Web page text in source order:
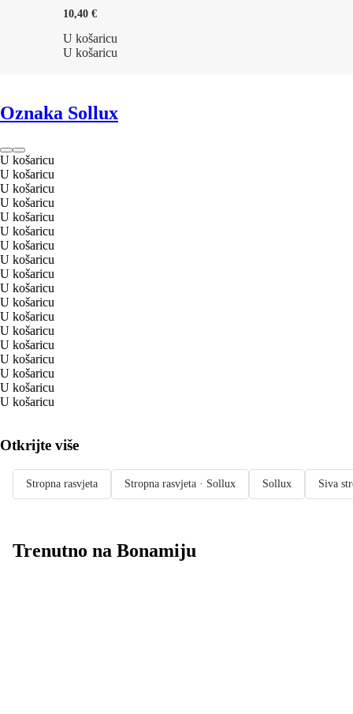
10,40 €
U košaricu
U košaricu
Oznaka Sollux
U košaricu
U košaricu
U košaricu
U košaricu
U košaricu
U košaricu
U košaricu
U košaricu
U košaricu
U košaricu
U košaricu
U košaricu
U košaricu
U košaricu
U košaricu
U košaricu
U košaricu
U košaricu
Otkrijte više
Stropna rasvjeta Stropna rasvjeta · Sollux Sollux Siva
Trenutno na Bonamiju